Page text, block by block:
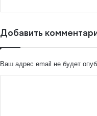
Добавить
Ваш адрес email не будет